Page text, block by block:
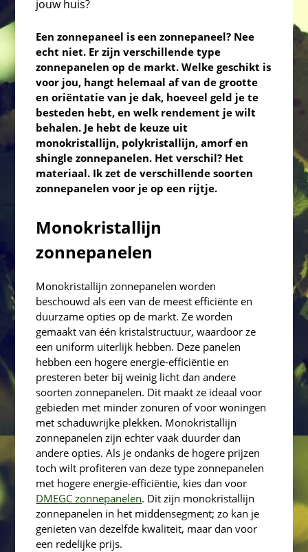
Een zonnepaneel is een zonnepaneel? Nee
echt niet. Er zijn verschillende type
zonnepanelen op de markt. Welke geschikt is
voor jou, hangt helemaal af van de grootte
en oriëntatie van je dak, hoeveel geld je te
besteden hebt, en welk rendement je wilt
behalen. Je hebt de keuze uit
monokristallijn, polykristallijn, amorf en
shingle zonnepanelen. Het verschil? Het
materiaal. Ik zet de verschillende soorten
zonnepanelen voor je op een rijtje.
Monokristallijn
zonnepanelen
Monokristallijn zonnepanelen worden
beschouwd als een van de meest efficiënte en
duurzame opties op de markt. Ze worden
gemaakt van één kristalstructuur, waardoor ze
een uniform uiterlijk hebben. Deze panelen
hebben een hogere energie-efficiëntie en
presteren beter bij weinig licht dan andere
soorten zonnepanelen. Dit maakt ze ideaal voor
gebieden met minder zonuren of voor woningen
met schaduwrijke plekken. Monokristallijn
zonnepanelen zijn echter vaak duurder dan
andere opties. Als je ondanks de hogere prijzen
toch wilt profiteren van deze type zonnepanelen
met hogere energie-efficiëntie, kies dan voor
DMEGC zonnepanelen. Dit zijn monokristallijn
zonnepanelen in het middensegment; zo kan je
genieten van dezelfde kwaliteit, maar dan voor
een redelijke prijs.